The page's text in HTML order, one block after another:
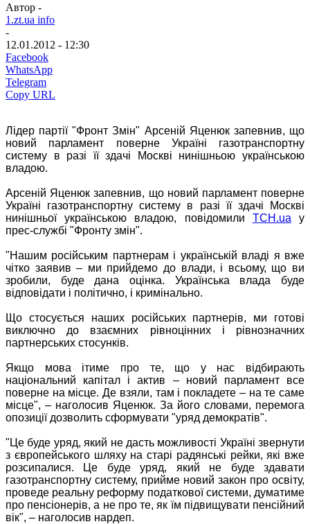
Автор -
1.zt.ua info
-
12.01.2012 - 12:30
Facebook
WhatsApp
Telegram
Copy URL
Лідер партії "Фронт Змін" Арсеній Яценюк запевнив, що
новий парламент поверне Україні газотранспортну
систему в разі її здачі Москві нинішньою українською
владою.
Арсеній Яценюк запевнив, що новий парламент поверне
Україні газотранспортну систему в разі її здачі Москві
нинішньої українською владою, повідомили ТСН.ua у
прес-службі "Фронту змін".
"Нашим російським партнерам і українській владі я вже
чітко заявив – ми прийдемо до влади, і всьому, що ви
зробили, буде дана оцінка. Українська влада буде
відповідати і політично, і кримінально.
Що стосується наших російських партнерів, ми готові
виключно до взаємних рівноцінних і рівнозначних
партнерських стосунків.
Якщо мова ітиме про те, що у нас відбирають
національний капітал і актив – новий парламент все
поверне на місце. Де взяли, там і покладете – на те саме
місце", – наголосив Яценюк. За його словами, перемога
опозиції дозволить сформувати "уряд демократів".
"Це буде уряд, який не дасть можливості Україні звернути
з європейського шляху на старі радянські рейки, які вже
розсипалися. Це буде уряд, який не буде здавати
газотранспортну систему, прийме новий закон про освіту,
проведе реальну реформу податкової системи, думатиме
про пенсіонерів, а не про те, як їм підвищувати пенсійний
вік", – наголосив нардеп.